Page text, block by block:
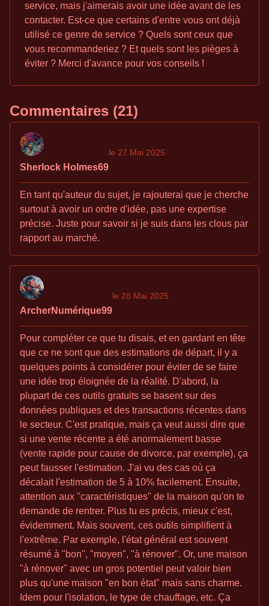
service, mais j'aimerais avoir une idée avant de les
contacter. Est-ce que certains d'entre vous ont déjà
utilisé ce genre de service ? Quels sont ceux que
vous recommanderiez ? Et quels sont les pièges à
éviter ? Merci d'avance pour vos conseils !
Commentaires (21)
Sherlock Holmes69
le 27 Mai 2025
En tant qu'auteur du sujet, je rajouterai que je cherche
surtout à avoir un ordre d'idée, pas une expertise
précise. Juste pour savoir si je suis dans les clous par
rapport au marché.
ArcherNumérique99
le 28 Mai 2025
Pour compléter ce que tu disais, et en gardant en tête
que ce ne sont que des estimations de départ, il y a
quelques points à considérer pour éviter de se faire
une idée trop éloignée de la réalité. D'abord, la
plupart de ces outils gratuits se basent sur des
données publiques et des transactions récentes dans
le secteur. C'est pratique, mais ça veut aussi dire que
si une vente récente a été anormalement basse
(vente rapide pour cause de divorce, par exemple), ça
peut fausser l'estimation. J'ai vu des cas où ça
décalait l'estimation de 5 à 10% facilement. Ensuite,
attention aux "caractéristiques" de la maison qu'on te
demande de rentrer. Plus tu es précis, mieux c'est,
évidemment. Mais souvent, ces outils simplifient à
l'extrême. Par exemple, l'état général est souvent
résumé à "bon", "moyen", "à rénover". Or, une maison
"à rénover" avec un gros potentiel peut valoir bien
plus qu'une maison "en bon état" mais sans charme.
Idem pour l'isolation, le type de chauffage, etc. Ça